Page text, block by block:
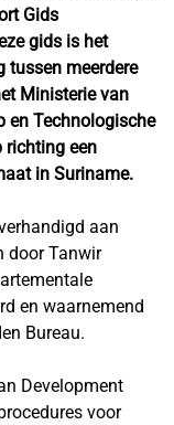
Gids
gids is het
tussen meerdere
Ministerie van
en Technologische
richting een
in Suriname.
aan
door Tanwir
en waarnemend
Bureau.
Development
voor